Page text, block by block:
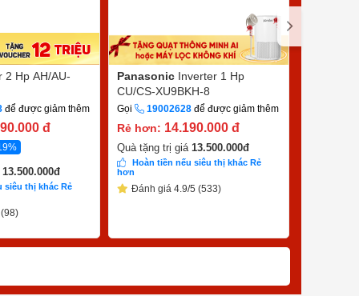
2 Hp AH/AU-
để được giảm thêm
đ
13.500.000đ
siêu thị khác Rẻ
Panasonic Inverter 1 Hp
CU/CS-XU9BKH-8
Gọi 19002628 để được giảm thêm
Rẻ hơn: 14.190.000 đ
Quà tặng trị giá 13.500.000đ
Hoàn tiền nếu siêu thị khác Rẻ
hơn
Đánh giá 4.9/5 (533)